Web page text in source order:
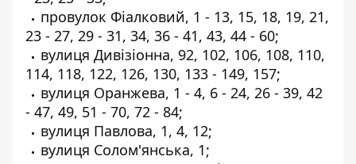
провулок Фіалковий, 1 - 13, 15, 18, 19, 21,
23 - 27, 29 - 31, 34, 36 - 41, 43, 44 - 60;
вулиця Дивізіонна, 92, 102, 106, 108, 110,
114, 118, 122, 126, 130, 133 - 149, 157;
вулиця Оранжева, 1 - 4, 6 - 24, 26 - 39, 42
- 47, 49, 51 - 70, 72 - 84;
вулиця Павлова, 1, 4, 12;
вулиця Солом'янська, 1;